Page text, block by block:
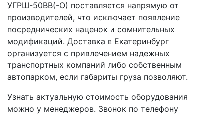
УГРШ-50ВВ(-О) поставляется напрямую от
производителей, что исключает появление
посреднических наценок и сомнительных
модификаций. Доставка в Екатеринбург
организуется с привлечением надежных
транспортных компаний либо собственным
автопарком, если габариты груза позволяют.
Узнать актуальную стоимость оборудования
можно у менеджеров. Звонок по телефону